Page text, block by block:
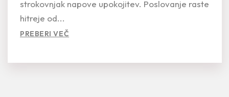
strokovnjak napove upokojitev. Poslovanje raste
hitreje od...
PREBERI VEČ